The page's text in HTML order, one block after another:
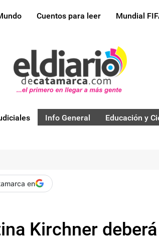
Cuentos para leer Mundial
Info General Educación y
en
Kirchner deberá